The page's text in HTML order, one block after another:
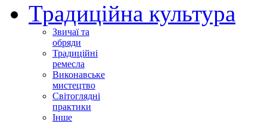
Традиційна культура
Звичаї та
обряди
Традиційні
ремесла
Виконавське
мистецтво
Світоглядні
практики
Інше